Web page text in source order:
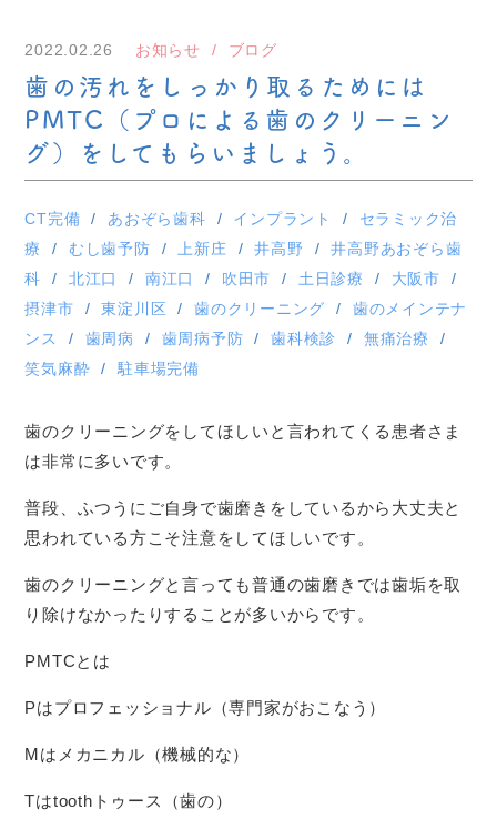
2022.02.26 お知らせ ブログ
歯の汚れをしっかり取るためには
PMTC（プロによる歯のクリーニン
グ）をしてもらいましょう。
CT完備 あおぞら歯科 インプラント
セラミック治
療
むし歯予防 上新庄 井高野
井高野あおぞら歯
科
北江口 南江口 吹田市 土日診療
大阪市
摂津市
東淀川区 歯のクリーニング
歯のメインテナ
ンス
歯周病 歯周病予防 歯科検診
無痛治療
笑気麻酔
駐車場完備
歯のクリーニングをしてほしいと言われてくる患者さま
は非常に多いです。
普段、ふつうにご自身で歯磨きをしているから大丈夫と
思われている方こそ注意をしてほしいです。
歯のクリーニングと言っても普通の歯磨きでは歯垢を取
り除けなかったりすることが多いからです。
PMTCとは
Pはプロフェッショナル（専門家がおこなう）
Mはメカニカル（機械的な）
Tはtoothトゥース（歯の）